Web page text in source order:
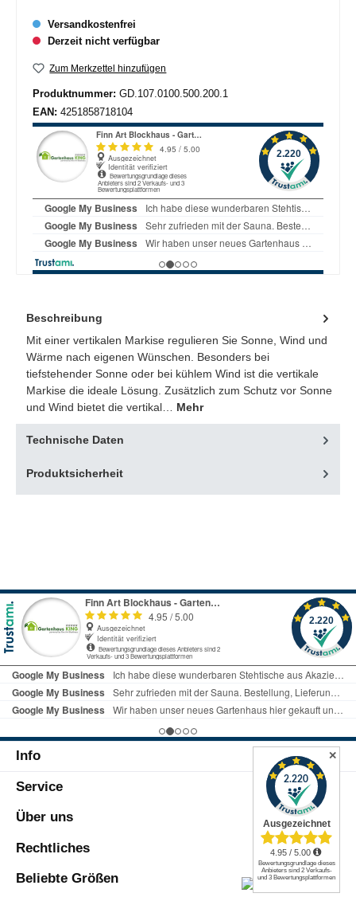
Versandkostenfrei
Derzeit nicht verfügbar
Zum Merkzettel hinzufügen
Produktnummer: GD.107.0100.500.200.1
EAN: 4251858718104
Beschreibung
Mit einer vertikalen Markise regulieren Sie Sonne, Wind und
Wärme nach eigenen Wünschen. Besonders bei
tiefstehender Sonne oder bei kühlem Wind ist die vertikale
Markise die ideale Lösung. Zusätzlich zum Schutz vor Sonne
und Wind bietet die vertikal… Mehr
Technische Daten
Produktsicherheit
Info
Service
Über uns
Rechtliches
Beliebte Größen
✕